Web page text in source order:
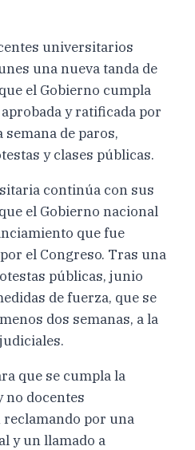
universitarios
una nueva tanda de
el Gobierno cumpla
y ratificada por
semana de paros,
y clases públicas.
continúa con sus
el Gobierno nacional
que fue
el Congreso. Tras una
públicas, junio
de fuerza, que se
dos semanas, a la
que se cumpla la
no docentes
por una
y un llamado a